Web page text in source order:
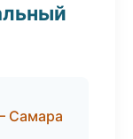
Самара